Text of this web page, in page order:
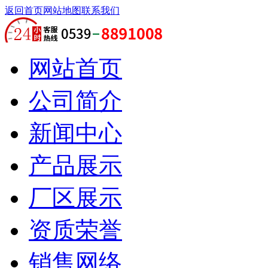
返回首页网站地图联系我们
网站首页
公司简介
新闻中心
产品展示
厂区展示
资质荣誉
销售网络